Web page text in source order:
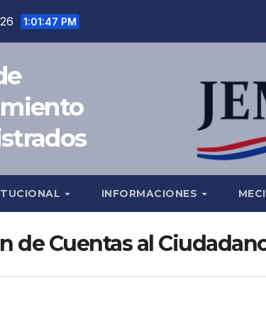
1:01:48 PM
INFORMACIONES
de Cuentas al